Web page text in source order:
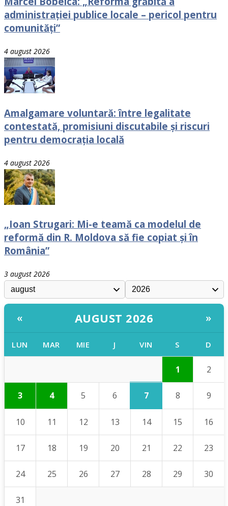
administrației publice locale – pericol pentru
comunități”
4 august 2026
Amalgamare voluntară: între legalitate
contestată, promisiuni discutabile și riscuri
pentru democrația locală
4 august 2026
„Ioan Strugari: Mi-e teamă ca modelul de
reformă din R. Moldova să fie copiat și în
România”
3 august 2026
« AUGUST 2026 »
LUN MAR MIE J VIN S D
1 2
3 4 5 6 7 8 9
10 11 12 13 14 15 16
17 18 19 20 21 22 23
24 25 26 27 28 29 30
31